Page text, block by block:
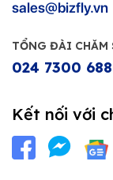
sales@bizfly.vn
TỔNG ĐÀI CHĂM
024 7300
Kết nối với